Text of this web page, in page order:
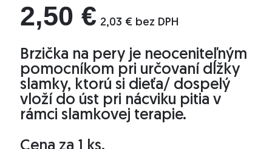
2,50 € 2,03 € bez DPH
Brzička na pery je neoceniteľným
pomocníkom pri určovaní dĺžky
slamky, ktorú si dieťa/ dospelý
vloží do úst pri nácviku pitia v
rámci slamkovej terapie.